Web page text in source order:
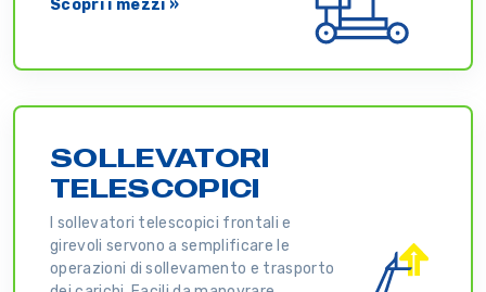
Scopri i mezzi »
SOLLEVATORI
TELESCOPICI
I sollevatori telescopici frontali e
girevoli servono a semplificare le
operazioni di sollevamento e trasporto